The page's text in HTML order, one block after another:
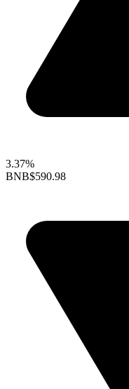
3.37%
BNB$590.98